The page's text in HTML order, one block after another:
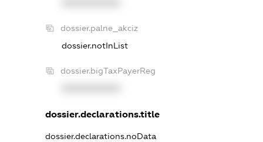
dossier.palne_akciz
dossier.notInList
dossier.bigTaxPayerReg
dossier.declarations.title
dossier.declarations.noData